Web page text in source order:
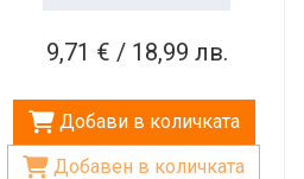
9,71 € / 18,99 лв.
Добави в количката
Добавен в количката